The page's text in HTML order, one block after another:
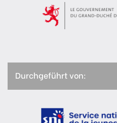
Durchgeführt von: